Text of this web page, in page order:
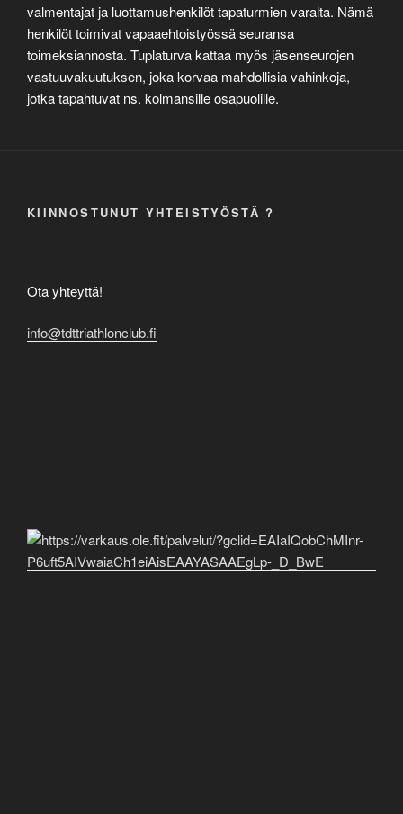
valmentajat ja luottamushenkilöt tapaturmien varalta. Nämä
henkilöt toimivat vapaaehtoistyössä seuransa
toimeksiannosta. Tuplaturva kattaa myös jäsenseurojen
vastuuvakuutuksen, joka korvaa mahdollisia vahinkoja,
jotka tapahtuvat ns. kolmansille osapuolille.
KIINNOSTUNUT YHTEISTYÖSTÄ ?
Ota yhteyttä!
info@tdttriathlonclub.fi